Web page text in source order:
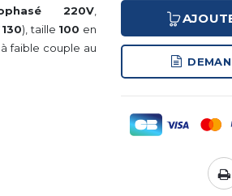
220V,
), taille 100 en
faible couple au